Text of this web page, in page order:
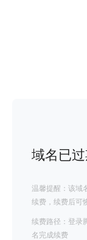
域名已
温馨提醒：该域
续费，续费后可
续费路径：登录
名完成续费